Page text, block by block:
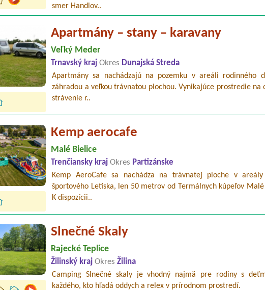
smer Handlov..
Apartmány – stany – karavany
Veľký Meder
Trnavský krajOkres Dunajská Streda
Apartmány sa nachádzajú na pozemku v areáli rodinného
záhradou a veľkou trávnatou plochou. Vynikajúce prostredie na
strávenie r..
Kemp aerocafe
Malé Bielice
Trenčiansky krajOkres Partizánske
Kemp AeroCafe sa nachádza na trávnatej ploche v
športového Letiska, len 50 metrov od Termálnych kúpeľov
K dispozícii..
Slnečné Skaly
Rajecké Teplice
Žilinský krajOkres Žilina
Camping Slnečné skaly je vhodný najmä pre rodiny s
každého, kto hľadá oddych a relex v prírodnom prostredí.